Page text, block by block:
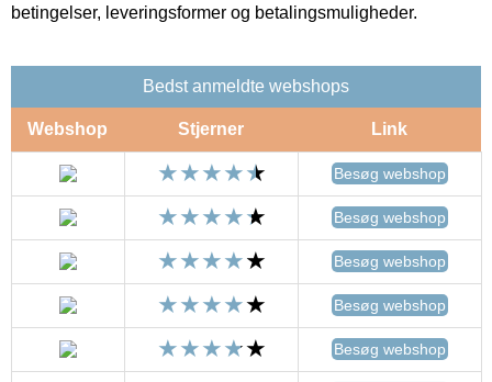
betingelser, leveringsformer og betalingsmuligheder.
Bedst anmeldte webshops
Webshop Stjerner Link
Besøg webshop
Besøg webshop
Besøg webshop
Besøg webshop
Besøg webshop